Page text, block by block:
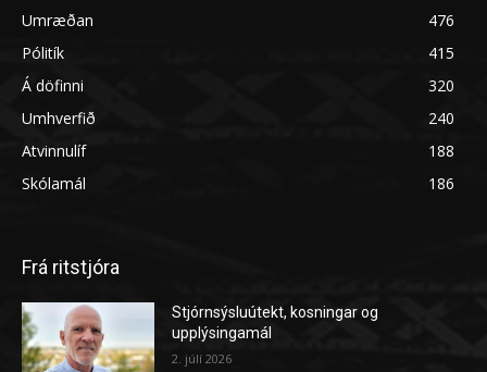
Umræðan
476
Pólitík
415
Á döfinni
320
Umhverfið
240
Atvinnulíf
188
Skólamál
186
Frá ritstjóra
Stjórnsýsluútekt, kosningar og
upplýsingamál
2. júlí 2026